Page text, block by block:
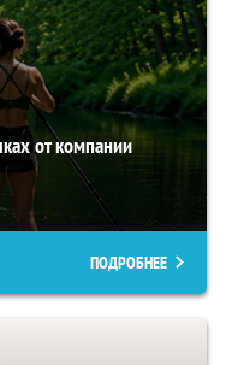
от компании
ПОДРОБНЕЕ